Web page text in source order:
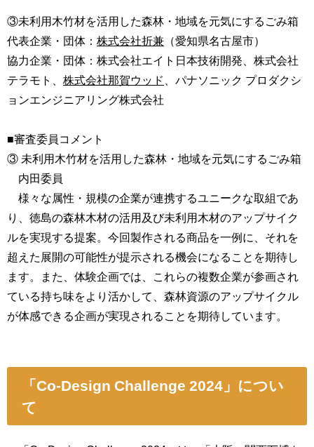
③未利用木竹材を活用した森林・地域を元気にするごみ箱
代表企業・団体： 株式会社折兼 （愛知県名古屋市）
協力企業・団体：株式会社エイト日本技術開発、株式会社
テラモト、 株式会社那賀ウッド
、パナソニック プロダクシ
ョンエンジニアリング株式会社
■審査委員コメント
③ 未利用木竹材を活用した森林・地域を元気にするごみ箱
内田委員
様々な属性・規模の企業が連携するユニークな取組であ
り、徳島の森林木材の活用及び未利用木材のアップサイク
ルを実現する提案。今回製作される商品を一例に、それを
超えた展開の可能性が提示される機会になることを期待し
ます。また、体験企画では、これらの複数企業が参画され
ている持ち味をより活かして、森林資源のアップサイクル
が体感できる企画が実現されることを期待しています。
「Co-Design Challenge 2024」につい
て